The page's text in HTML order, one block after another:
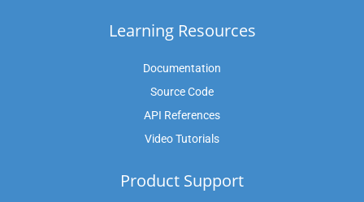
Learning Resources
Documentation
Source Code
API References
Video Tutorials
Product Support